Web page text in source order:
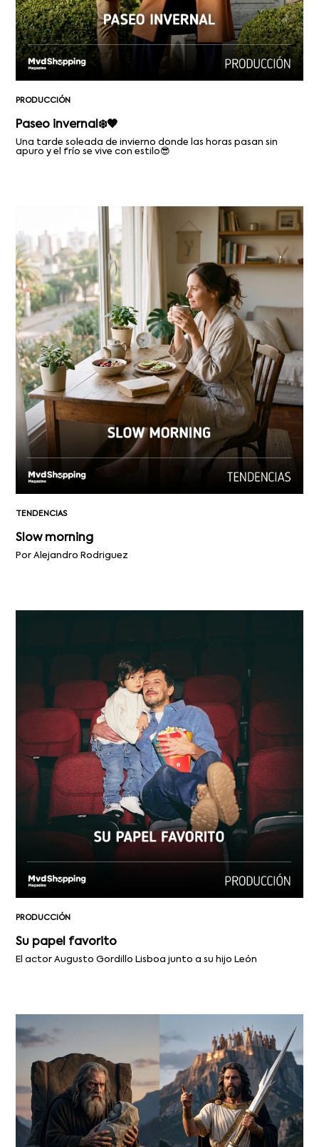
PRODUCCIÓN
Paseo invernal❄️🧡
Una tarde soleada de invierno donde las horas pasan sin
apuro y el frío se vive con estilo😎
TENDENCIAS
Slow morning
Por Alejandro Rodriguez
PRODUCCIÓN
Su papel favorito
El actor Augusto Gordillo Lisboa junto a su hijo León